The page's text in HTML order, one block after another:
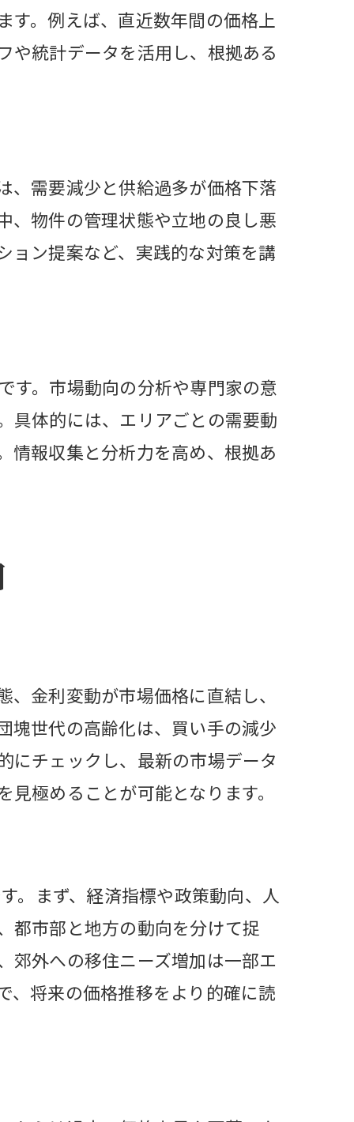
す。例えば、直近数年間の価格上
や統計データを活用し、根拠ある
、需要減少と供給過多が価格下落
、物件の管理状態や立地の良し悪
ョン提案など、実践的な対策を講
す。市場動向の分析や専門家の意
具体的には、エリアごとの需要動
情報収集と分析力を高め、根拠あ
金利変動が市場価格に直結し、
塊世代の高齢化は、買い手の減少
にチェックし、最新の市場データ
極めることが可能となります。
。まず、経済指標や政策動向、人
都市部と地方の動向を分けて捉
郊外への移住ニーズ増加は一部エ
、将来の価格推移をより的確に読